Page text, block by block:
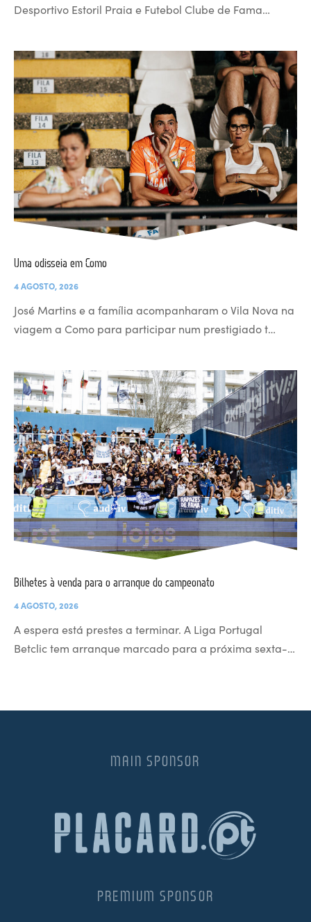
Desportivo Estoril Praia e Futebol Clube de Fama…
Uma odisseia em Como
4 AGOSTO, 2026
José Martins e a família acompanharam o Vila Nova na
viagem a Como para participar num prestigiado t…
Bilhetes à venda para o arranque do campeonato
4 AGOSTO, 2026
A espera está prestes a terminar. A Liga Portugal
Betclic tem arranque marcado para a próxima sexta-…
MAIN SPONSOR
PREMIUM SPONSOR